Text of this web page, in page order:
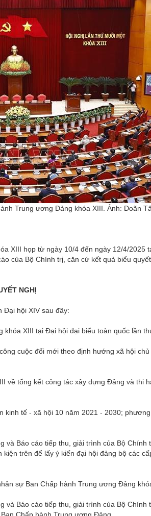
Trung ương Đảng khóa XIII. Ảnh: Doãn
XIII họp từ ngày 10/4 đến ngày 12/4/2025
của Bộ Chính trị, căn cứ kết quả biểu
NGHỊ
Đại hội XIV sau đây:
XIII tại Đại hội đại biểu toàn quốc lần
cuộc đổi mới theo định hướng xã hội
về tổng kết công tác xây dựng Đảng và thi
kinh tế - xã hội 10 năm 2021 - 2030;
và Báo cáo tiếp thu, giải trình của Bộ Chính
trên để lấy ý kiến đại hội đảng bộ các
sự Ban Chấp hành Trung ương Đảng
và Báo cáo tiếp thu, giải trình của Bộ Chính
Chấp hành Trung ương Đảng.